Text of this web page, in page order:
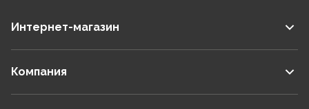
Интернет-магазин
Компания